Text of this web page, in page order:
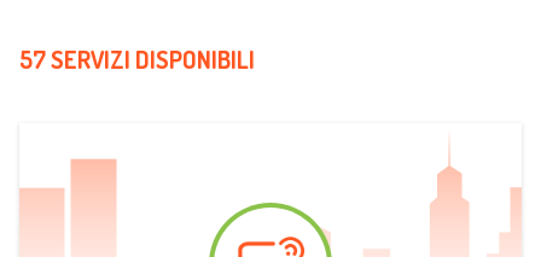
57 SERVIZI DISPONIBILI